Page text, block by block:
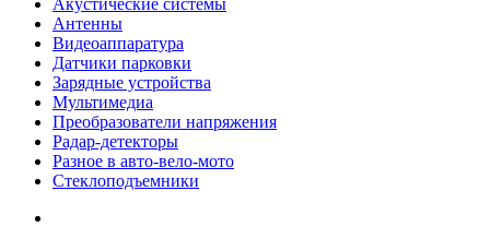
Акустические системы
Антенны
Видеоаппаратура
Датчики парковки
Зарядные устройства
Мультимедиа
Преобразователи напряжения
Радар-детекторы
Разное в авто-вело-мото
Стеклоподъемники